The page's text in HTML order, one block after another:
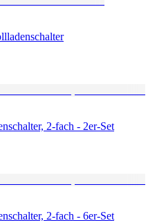
2-fach - 2er-Set
2-fach - 6er-Set